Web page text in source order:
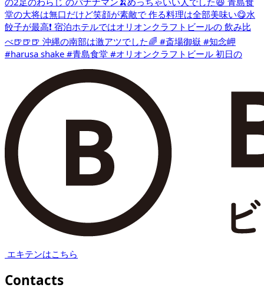
エキテンはこちら
Contacts